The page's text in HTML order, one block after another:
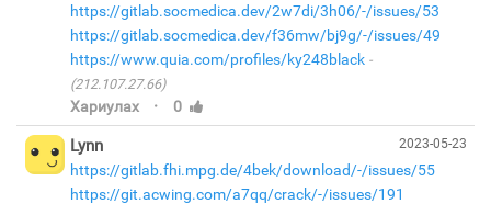
https://gitlab.socmedica.dev/2w7di/3h06/-/issues/53
https://gitlab.socmedica.dev/f36mw/bj9g/-/issues/49
https://www.quia.com/profiles/ky248black
(212.107.27.66)
Хариулах · 0
2023-05-23
Lynn
https://gitlab.fhi.mpg.de/4bek/download/-/issues/55
https://git.acwing.com/a7qq/crack/-/issues/191